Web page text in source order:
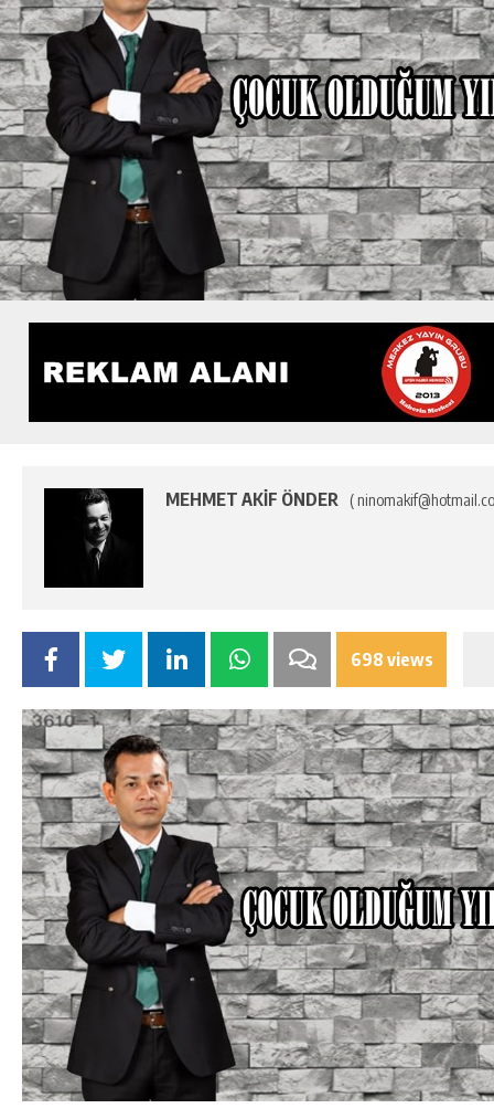
MEHMET AKİF ÖNDER (
698 views
GÜNLÜK HABER AKIŞI
GÖKSUN HAFIZLIK KIZ KUR’AN KURSU
ÖĞRENCILERINE DARENDE GEZISI.